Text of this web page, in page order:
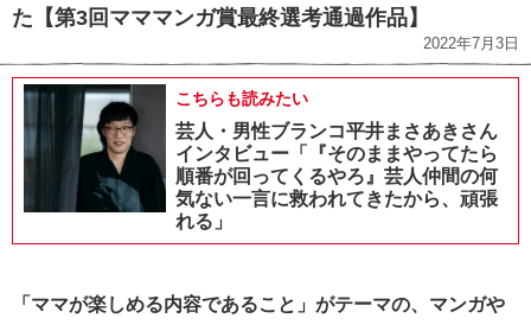
た【第3回マママンガ賞最終選考通過作品】
2022年7月3日
こちらも読みたい
芸人・男性ブランコ平井まさあきさん
インタビュー「『そのままやってたら
順番が回ってくるやろ』芸人仲間の何
気ない一言に救われてきたから、頑張
れる」
「ママが楽しめる内容であること」がテーマの、マンガや